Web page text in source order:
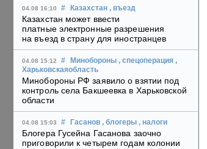
04.08 16:10 # Казахстан , въезд
Казахстан может ввести
платные электронные разрешения
на въезд в страну для иностранцев
04.08 15:12 # Минобороны , спецоперация ,
Харьковскаяобласть
Минобороны РФ заявило о взятии под
контроль села Бакшеевка в Харьковской
области
04.08 15:03 # Гасанов , блогеры , налоги
Блогера Гусейна Гасанова заочно
приговорили к четырем годам колонии